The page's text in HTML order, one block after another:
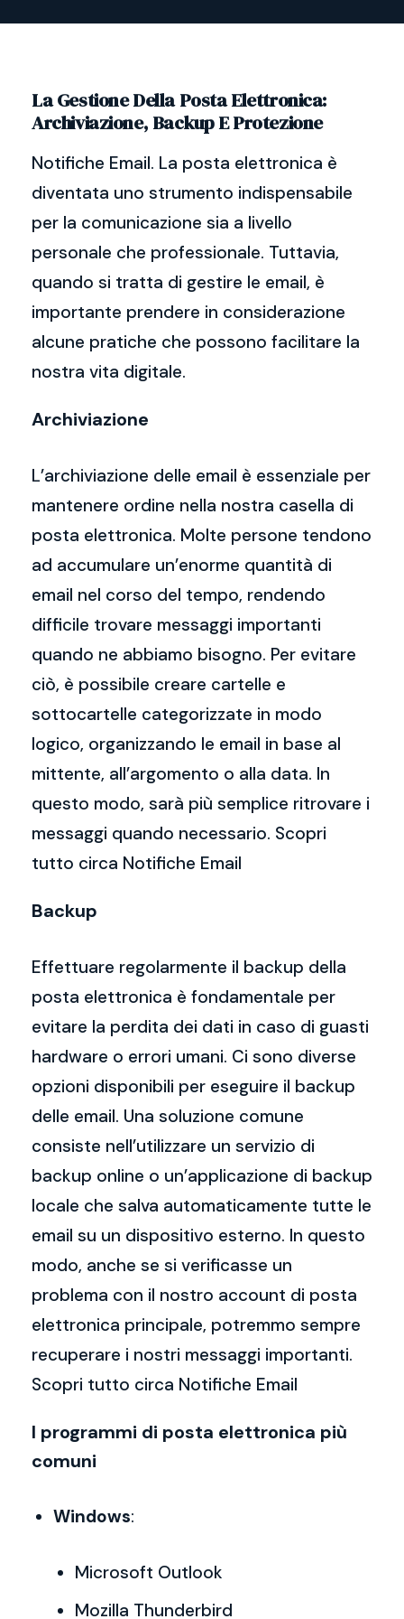
La Gestione Della Posta Elettronica:
Archiviazione, Backup E Protezione
Notifiche Email. La posta elettronica è
diventata uno strumento indispensabile
per la comunicazione sia a livello
personale che professionale. Tuttavia,
quando si tratta di gestire le email, è
importante prendere in considerazione
alcune pratiche che possono facilitare la
nostra vita digitale.
Archiviazione
L’archiviazione delle email è essenziale per
mantenere ordine nella nostra casella di
posta elettronica. Molte persone tendono
ad accumulare un’enorme quantità di
email nel corso del tempo, rendendo
difficile trovare messaggi importanti
quando ne abbiamo bisogno. Per evitare
ciò, è possibile creare cartelle e
sottocartelle categorizzate in modo
logico, organizzando le email in base al
mittente, all’argomento o alla data. In
questo modo, sarà più semplice ritrovare i
messaggi quando necessario. Scopri
tutto circa Notifiche Email
Backup
Effettuare regolarmente il backup della
posta elettronica è fondamentale per
evitare la perdita dei dati in caso di guasti
hardware o errori umani. Ci sono diverse
opzioni disponibili per eseguire il backup
delle email. Una soluzione comune
consiste nell’utilizzare un servizio di
backup online o un’applicazione di backup
locale che salva automaticamente tutte le
email su un dispositivo esterno. In questo
modo, anche se si verificasse un
problema con il nostro account di posta
elettronica principale, potremmo sempre
recuperare i nostri messaggi importanti.
Scopri tutto circa Notifiche Email
I programmi di posta elettronica più
comuni
Windows:
Microsoft Outlook
Mozilla Thunderbird